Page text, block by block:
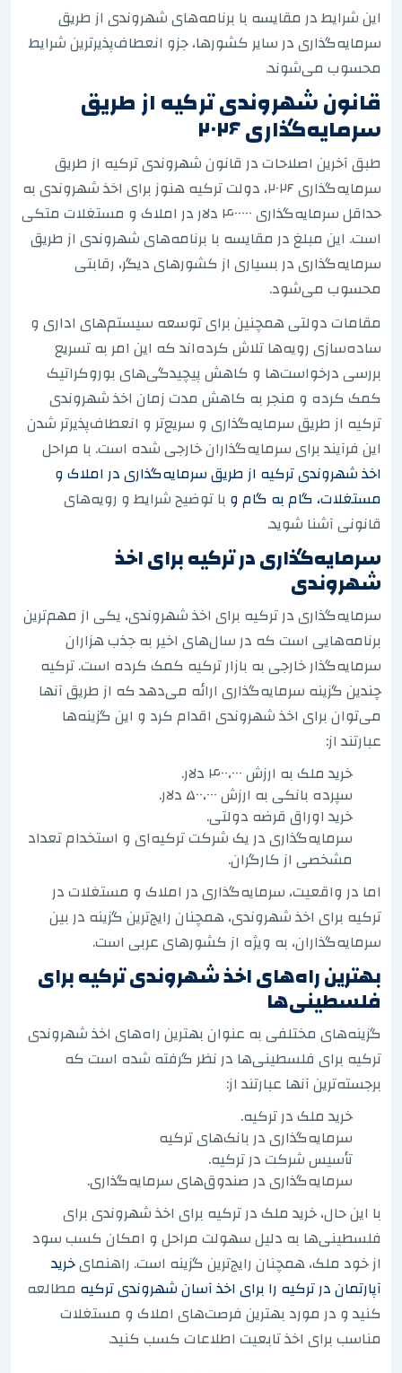
این شرایط در مقایسه با برنامه‌های شهروندی از طریق
سرمایه‌گذاری در سایر کشورها، جزو انعطاف‌پذیرترین شرایط
محسوب می‌شوند.
قانون شهروندی ترکیه از طریق
سرمایه‌گذاری ۲۰۲۶
طبق آخرین اصلاحات در قانون شهروندی ترکیه از طریق
سرمایه‌گذاری ۲۰۲۶، دولت ترکیه هنوز برای اخذ شهروندی به
حداقل سرمایه‌گذاری ۴۰۰۰۰۰ دلار در املاک و مستغلات متکی
است. این مبلغ در مقایسه با برنامه‌های شهروندی از طریق
سرمایه‌گذاری در بسیاری از کشورهای دیگر، رقابتی
محسوب می‌شود.
مقامات دولتی همچنین برای توسعه سیستم‌های اداری و
ساده‌سازی رویه‌ها تلاش کرده‌اند که این امر به تسریع
بررسی درخواست‌ها و کاهش پیچیدگی‌های بوروکراتیک
کمک کرده و منجر به کاهش مدت زمان اخذ شهروندی
ترکیه از طریق سرمایه‌گذاری و سریع‌تر و انعطاف‌پذیرتر شدن
این فرآیند برای سرمایه‌گذاران خارجی شده است. با مراحل
اخذ شهروندی ترکیه از طریق سرمایه‌گذاری در املاک و
مستغلات، گام به گام و با توضیح شرایط و رویه‌های
قانونی آشنا شوید.
سرمایه‌گذاری در ترکیه برای اخذ
شهروندی
سرمایه‌گذاری در ترکیه برای اخذ شهروندی، یکی از مهم‌ترین
برنامه‌هایی است که در سال‌های اخیر به جذب هزاران
سرمایه‌گذار خارجی به بازار ترکیه کمک کرده است. ترکیه
چندین گزینه سرمایه‌گذاری ارائه می‌دهد که از طریق آنها
می‌توان برای اخذ شهروندی اقدام کرد و این گزینه‌ها
عبارتند از:
خرید ملک به ارزش ۴۰۰،۰۰۰ دلار.
سپرده بانکی به ارزش ۵۰۰،۰۰۰ دلار.
خرید اوراق قرضه دولتی.
سرمایه‌گذاری در یک شرکت ترکیه‌ای و استخدام تعداد
مشخصی از کارگران.
اما در واقعیت، سرمایه‌گذاری در املاک و مستغلات در
ترکیه برای اخذ شهروندی، همچنان رایج‌ترین گزینه در بین
سرمایه‌گذاران، به ویژه از کشورهای عربی است.
بهترین راه‌های اخذ شهروندی ترکیه برای
فلسطینی‌ها
گزینه‌های مختلفی به عنوان بهترین راه‌های اخذ شهروندی
ترکیه برای فلسطینی‌ها در نظر گرفته شده است که
برجسته‌ترین آنها عبارتند از:
خرید ملک در ترکیه.
سرمایه‌گذاری در بانک‌های ترکیه
تأسیس شرکت در ترکیه.
سرمایه‌گذاری در صندوق‌های سرمایه‌گذاری.
با این حال، خرید ملک در ترکیه برای اخذ شهروندی برای
فلسطینی‌ها به دلیل سهولت مراحل و امکان کسب سود
از خود ملک، همچنان رایج‌ترین گزینه است. راهنمایخرید
آپارتمان در ترکیه را برای اخذ آسان شهروندی ترکیه مطالعه
کنید و در مورد بهترین فرصت‌های املاک و مستغلات
مناسب برای اخذ تابعیت اطلاعات کسب کنید.